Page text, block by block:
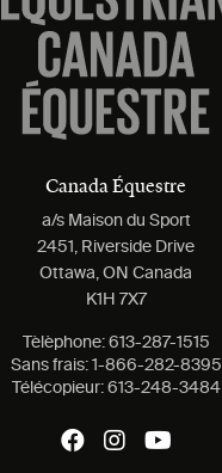
Canada Équestre
a/s Maison du Sport
2451, Riverside Drive
Ottawa, ON Canada
K1H 7X7
Tèlèphone: 613-287-1515
Sans frais: 1-866-282-8395
Télécopieur: 613-248-3484